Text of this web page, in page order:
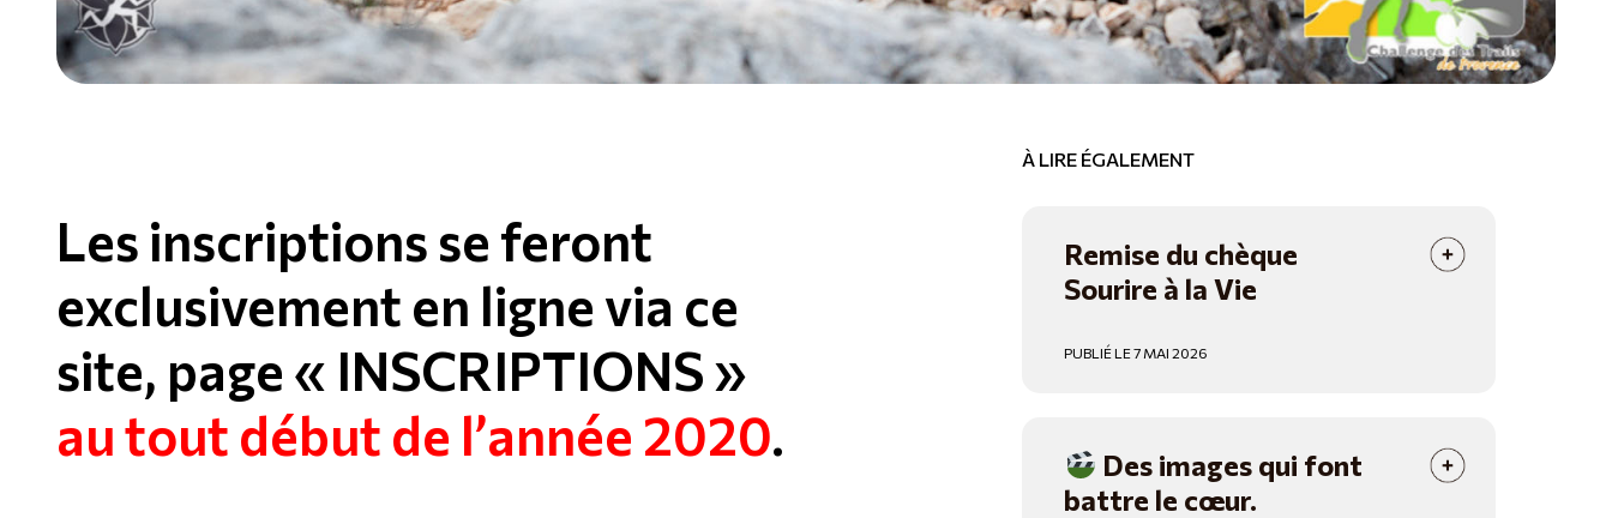
Les inscriptions se feront
exclusivement en ligne via ce
site, page « INSCRIPTIONS»
au tout début de l’année 2020.
À LIRE ÉGALEMENT
Remise du chèque
Sourire à la Vie
PUBLIÉ LE 7 MAI 2026
Des images qui font
battre le cœur.